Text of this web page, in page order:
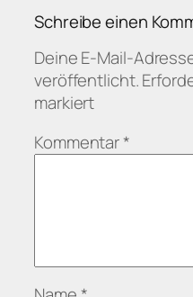
Schreibe einen
Deine E-Mail-
veröffentlicht.
markiert
Kommentar*